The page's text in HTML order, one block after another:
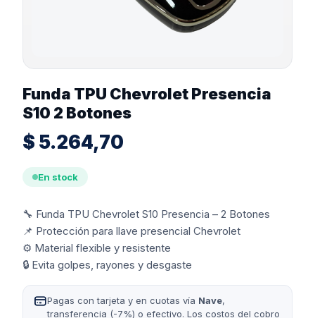
Funda TPU Chevrolet Presencia
S10 2 Botones
$ 5.264,70
En stock
🔧 Funda TPU Chevrolet S10 Presencia – 2 Botones
📌 Protección para llave presencial Chevrolet
⚙️ Material flexible y resistente
🔒 Evita golpes, rayones y desgaste
Pagas con tarjeta y en cuotas vía Nave,
transferencia (-7%) o efectivo. Los costos del cobro